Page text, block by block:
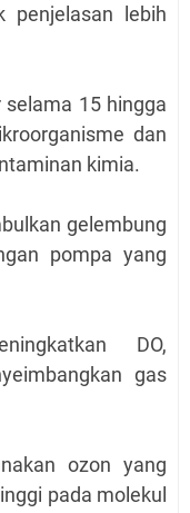
penjelasan lebih
15 hingga
dan
kimia.
gelembung
pompa yang
DO,
gas
ozon yang
pada molekul